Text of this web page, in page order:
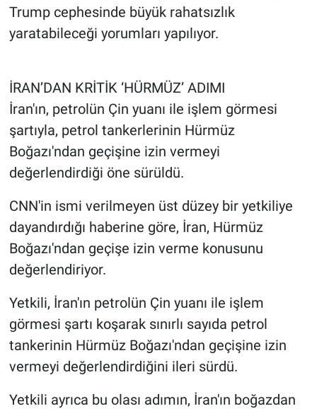
Trump cephesinde büyük rahatsızlık
yaratabileceği yorumları yapılıyor.
İRAN’DAN KRİTİK ‘HÜRMÜZ’ ADIMI
İran'ın, petrolün Çin yuanı ile işlem görmesi
şartıyla, petrol tankerlerinin Hürmüz
Boğazı'ndan geçişine izin vermeyi
değerlendirdiği öne sürüldü.
CNN'in ismi verilmeyen üst düzey bir yetkiliye
dayandırdığı haberine göre, İran, Hürmüz
Boğazı'ndan geçişe izin verme konusunu
değerlendiriyor.
Yetkili, İran'ın petrolün Çin yuanı ile işlem
görmesi şartı koşarak sınırlı sayıda petrol
tankerinin Hürmüz Boğazı'ndan geçişine izin
vermeyi değerlendirdiğini ileri sürdü.
Yetkili ayrıca bu olası adımın, İran'ın boğazdan